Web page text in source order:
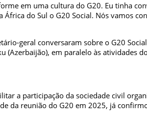
em uma cultura do G20. Eu tinha
do Sul o G20 Social. Nós vamos
geral conversaram sobre o G20
(Azerbaijão), em paralelo às atividades
a participação da sociedade civil
da reunião do G20 em 2025, já